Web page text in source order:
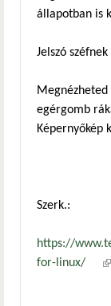
állapotban is
Jelszó
Megnézheted
egérgomb
Képernyőkép
Szerk.:
https://
for-linux/